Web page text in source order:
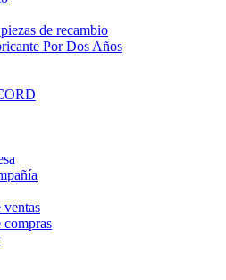
de recambio
Por Dos Años
ventas
compras